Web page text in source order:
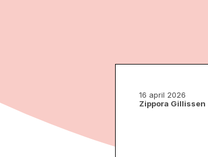
16 april 2026
Zippora Gillissen